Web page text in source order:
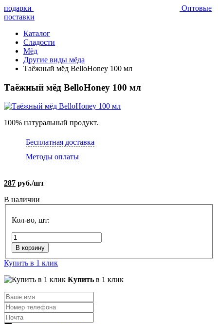
подарки
Оптовые
поставки
Каталог
Сладости
Мёд
Другие виды мёда
Таёжный мёд BelloHoney 100 мл
Таёжный мёд BelloHoney 100 мл
100% натуральный продукт.
Бесплатная доставка
Методы оплаты
287 руб./шт
В наличии
Кол-во, шт:
В корзину
Купить в 1 клик
Купить в 1 клик